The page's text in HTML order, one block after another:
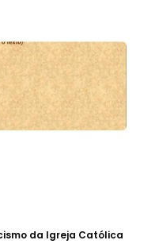
da Igreja Católica